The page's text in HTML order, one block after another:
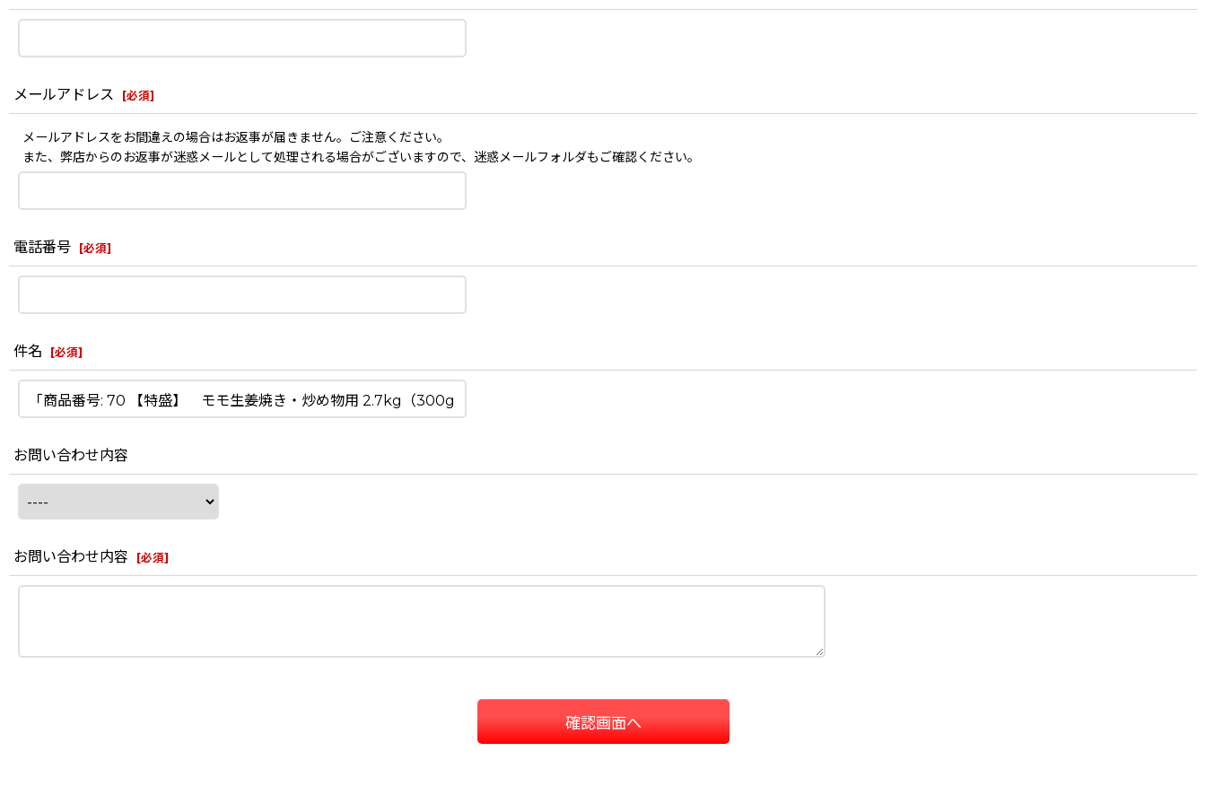
メールアドレス [必須]
メールアドレスをお間違えの場合はお返事が届きません。ご注意ください。
また、弊店からのお返事が迷惑メールとして処理される場合がございますので、迷惑メールフォルダもご確認ください。
電話番号 [必須]
件名 [必須]
お問い合わせ内容
お問い合わせ内容 [必須]
確認画面へ